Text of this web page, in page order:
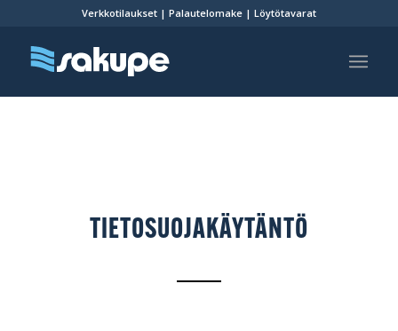
Verkkotilaukset| Palautelomake| Löytötavarat
TIETOSUOJAKÄYTÄNTÖ